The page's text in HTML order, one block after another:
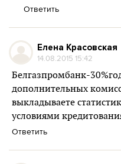
Ответить
Елена Красовская
14.08.2015 15:42
Белгазпромбанк-
дополнительных
выкладываете
условиями
Ответить